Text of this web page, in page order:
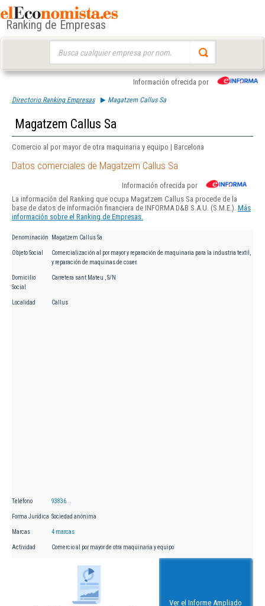
Ranking de Empresas
Información ofrecida por
Directorio Ranking Empresas Magatzem Callus Sa
Magatzem Callus Sa
Comercio al por mayor de otra maquinaria y equipo | Barcelona
Datos comerciales de Magatzem Callus Sa
Información ofrecida por
La información del Ranking que ocupa Magatzem Callus Sa procede de la
base de datos de información financiera de INFORMA D&B S.A.U. (S.M.E.). Más
información sobre el Ranking de Empresas.
Denominación Magatzem Callus Sa
Objeto Social
Comercialización al por mayor y reparación de maquinaria para la industria textil,
y reparación de maquinas de coser.
Domicilio
Social
Carretera sant Mateu , S/N
Localidad Callus
Teléfono 93836...
Forma Jurídica Sociedad anónima
Marcas 4 marcas
Actividad Comercio al por mayor de otra maquinaria y equipo
Ver el Informe Ampliado